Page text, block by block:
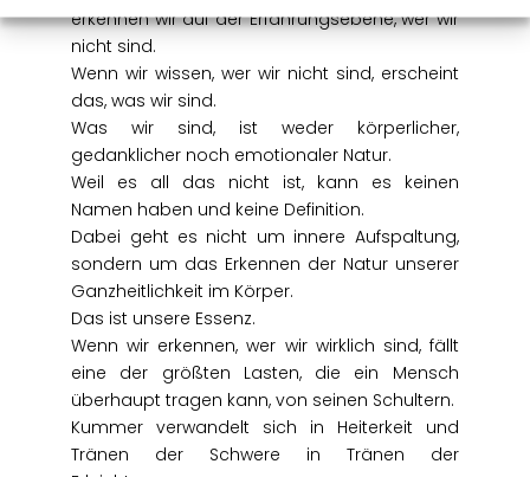
erkennen wir auf der Erfahrungsebene, wer wir
nicht sind.
Wenn wir wissen, wer wir nicht sind, erscheint
das, was wir sind.
Was wir sind, ist weder körperlicher,
gedanklicher noch emotionaler Natur.
Weil es all das nicht ist, kann es keinen
Namen haben und keine Definition.
Dabei geht es nicht um innere Aufspaltung,
sondern um das Erkennen der Natur unserer
Ganzheitlichkeit im Körper.
Das ist unsere Essenz.
Wenn wir erkennen, wer wir wirklich sind, fällt
eine der größten Lasten, die ein Mensch
überhaupt tragen kann, von seinen Schultern.
Kummer verwandelt sich in Heiterkeit und
Tränen der Schwere in Tränen der